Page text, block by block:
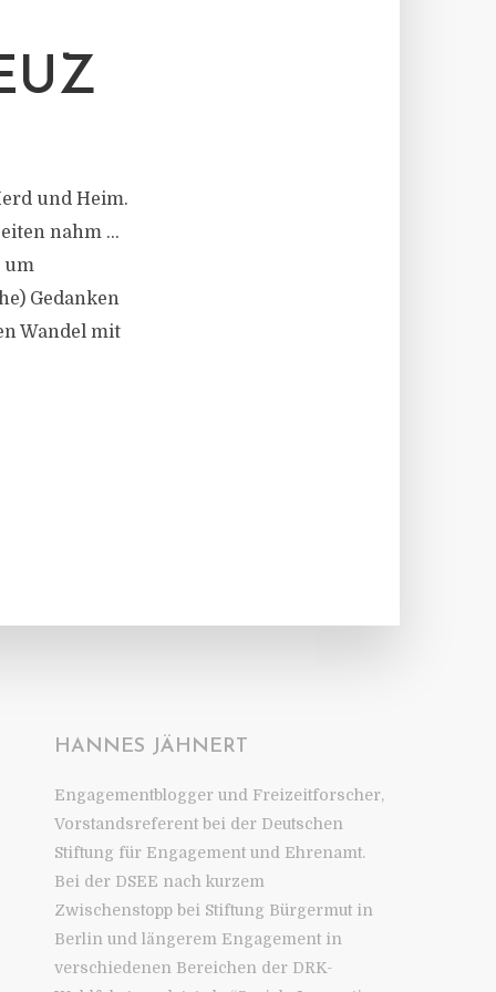
und Heim.
nahm …
um
Gedanken
Wandel mit
HANNES JÄHNERT
Engagementblogger und Freizeitforscher,
Vorstandsreferent bei der Deutschen
Stiftung für Engagement und Ehrenamt.
Bei der DSEE nach kurzem
Zwischenstopp bei Stiftung Bürgermut in
Berlin und längerem Engagement in
verschiedenen Bereichen der DRK-